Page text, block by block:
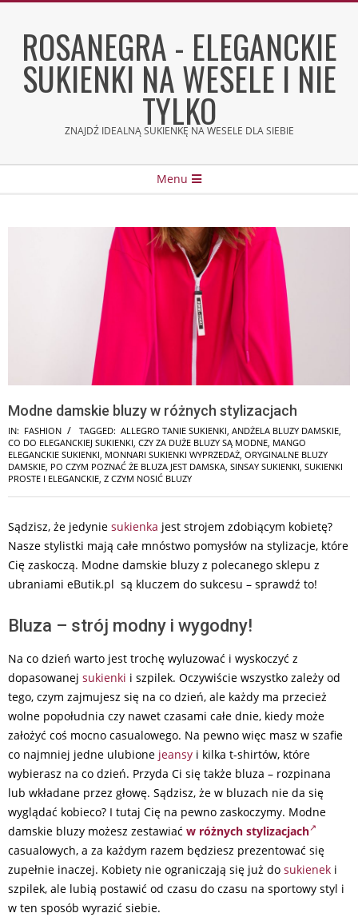
contentROSANEGRA - ELEGANCKIE
SUKIENKI NA WESELE I NIE
TYLKO
ZNAJDŹ IDEALNĄ SUKIENKĘ NA WESELE DLA SIEBIE
Menu
Modne damskie bluzy w różnych stylizacjach
IN: FASHION TAGGED: ALLEGRO TANIE SUKIENKI ANDŻELA BLUZY DAMSKIE
CO DO ELEGANCKIEJ SUKIENKI CZY ZA DUŻE BLUZY SĄ MODNE MANGO
ELEGANCKIE SUKIENKI MONNARI SUKIENKI WYPRZEDAŻ ORYGINALNE BLUZY
DAMSKIE PO CZYM POZNAĆ ŻE BLUZA JEST DAMSKA SINSAY SUKIENKI SUKIENKI
PROSTE I ELEGANCKIE Z CZYM NOSIĆ BLUZY
Sądzisz, że jedynie sukienka jest strojem zdobiącym kobietę?
Nasze stylistki mają całe mnóstwo pomysłów na stylizacje, które
Cię zaskoczą. Modne damskie bluzy z polecanego sklepu z
ubraniami eButik.pl są kluczem do sukcesu – sprawdź to!
Bluza – strój modny i wygodny!
Na co dzień warto jest trochę wyluzować i wyskoczyć z
dopasowanej sukienki i szpilek. Oczywiście wszystko zależy od
tego, czym zajmujesz się na co dzień, ale każdy ma przecież
wolne popołudnia czy nawet czasami całe dnie, kiedy może
założyć coś mocno casualowego. Na pewno więc masz w szafie
co najmniej jedne ulubione jeansy i kilka t-shirtów, które
wybierasz na co dzień. Przyda Ci się także bluza – rozpinana
lub wkładane przez głowę. Sądzisz, że w bluzach nie da się
wyglądać kobieco? I tutaj Cię na pewno zaskoczymy. Modne
damskie bluzy możesz zestawiać w różnych stylizacjach
casualowych, a za każdym razem będziesz prezentować się
zupełnie inaczej. Kobiety nie ograniczają się już do sukienek i
szpilek, ale lubią postawić od czasu do czasu na sportowy styl i
w ten sposób wyrazić siebie.